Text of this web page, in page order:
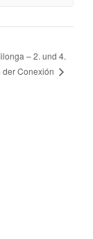
– 2. und 4.
Conexión